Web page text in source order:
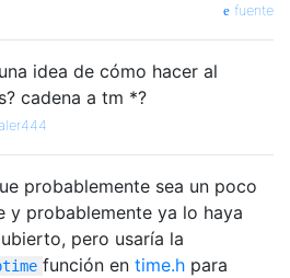
fuente
idea de cómo hacer al
cadena a tm *?
probablemente sea un poco
y probablemente ya lo haya
pero usaría la
función en time.h para